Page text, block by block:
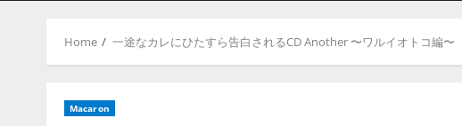
Home 一途なカレにひたすら告白されるCD Another 〜ワルイオトコ編〜
Macaron